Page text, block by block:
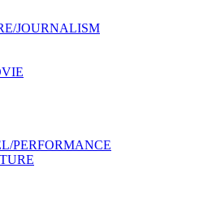
JOURNALISM
PERFORMANCE